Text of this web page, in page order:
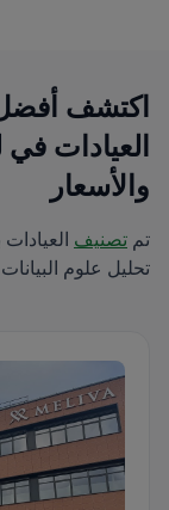
اكتشف
والأسعار
تم تصنيف
تحليل علوم البيانات عبر 5 معايير